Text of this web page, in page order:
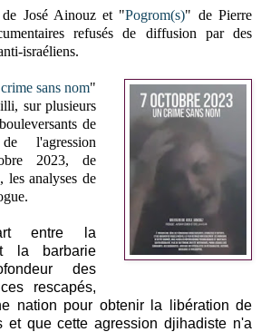
José Ainouz et "Pogrom(s)" de Pierre
refusés de diffusion par des
israéliens.
sans nom"
sur plusieurs
de
l'agression
2023,de
les analyses de
entre la
la barbarie
des
rescapés,
nation pour obtenir la libération de
et que cette agression djihadiste n'a